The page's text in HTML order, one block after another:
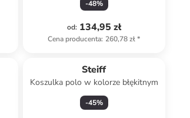
-48%
od: 134,95 zł
Cena producenta: 260,78 zł*
Steiff
Koszulka polo w kolorze błękitnym
-45%